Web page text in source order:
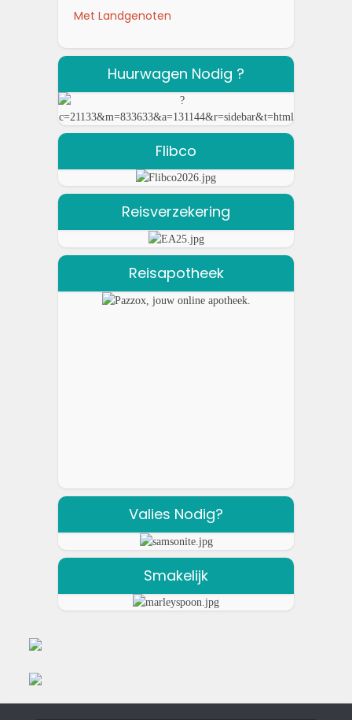
Met Landgenoten
Huurwagen Nodig ?
Flibco
Reisverzekering
Reisapotheek
Valies Nodig?
Smakelijk